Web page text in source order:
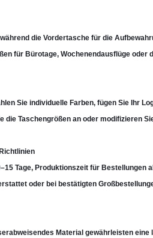
die Vordertasche für die
für Bürotage, Wochenendausflüge oder
Sie individuelle Farben, fügen Sie Ihr
Taschengrößen an oder modifizieren
Tage, Produktionszeit für Bestellungen
oder bei bestätigten
Material gewährleisten eine